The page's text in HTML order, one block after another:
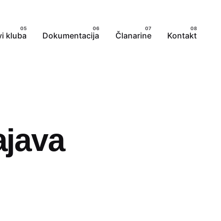
kluba Dokumentacija Članarine Kontakt